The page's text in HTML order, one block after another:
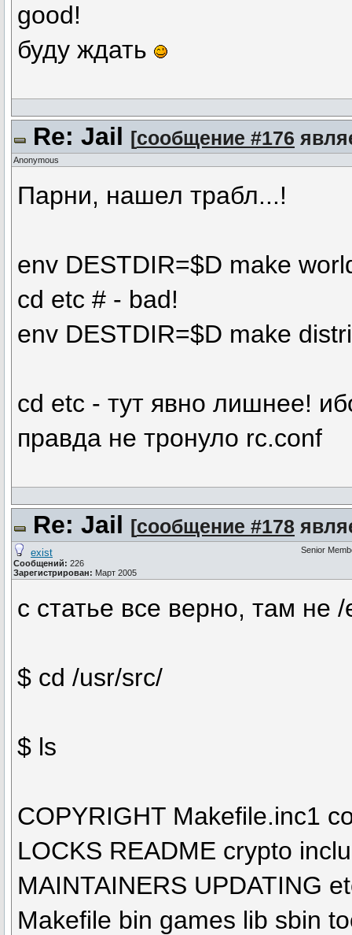
good!
буду ждать
Re: Jail [сообщение #176
Anonymous
Парни, нашел трабл...!
env DESTDIR=$D make
cd etc # - bad!
env DESTDIR=$D make
cd etc - тут явно лишнее!
правда не тронуло rc.conf
Re: Jail [сообщение #178
exist
Сообщений: 226
Зарегистрирован: Март 2005
Senior
с статье все верно, там не
$ cd /usr/src/
$ ls
COPYRIGHT Makefile.inc1
LOCKS README crypto
MAINTAINERS UPDATING
Makefile bin games lib sbin